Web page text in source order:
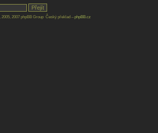
2005, 2007 phpBB Group Český překlad –phpBB.cz